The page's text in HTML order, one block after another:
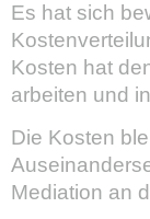
Es hat sich
Kosten hat
arbeiten und
Die Kosten
Mediation an